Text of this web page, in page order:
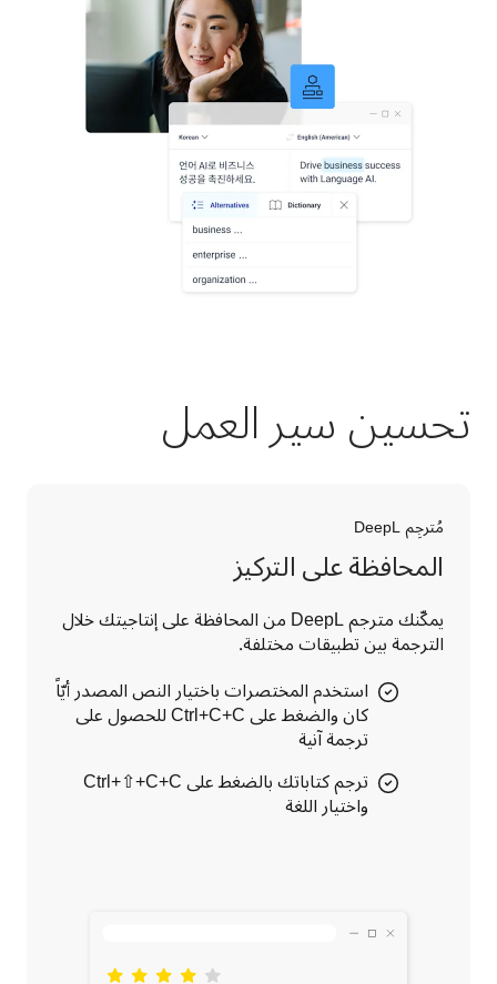
تحسين سير العمل
مُترجِم DeepL
المحافظة على التركيز
الترجمة بين تطبيقات مختلفة.
استخدم المختصرات باختيار النص المصدر أيّاً
كان والضغط على Ctrl+C+C للحصول على
ترجمة آنية
ترجم كتاباتك بالضغط على Ctrl+⇧+C+C
واختيار اللغة